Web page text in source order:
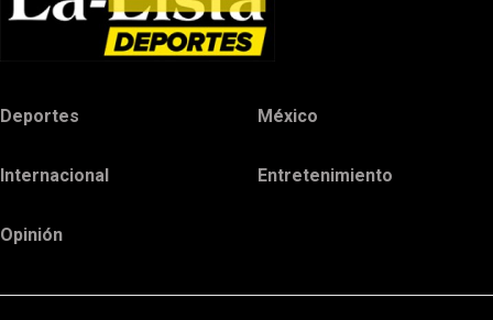
Deportes México
Internacional Entretenimiento
Opinión